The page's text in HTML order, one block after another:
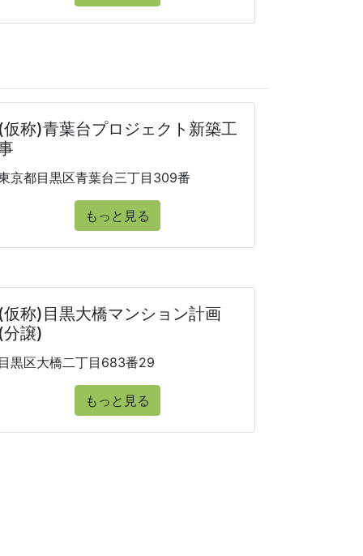
称)青葉台プロジェクト新築工
京都目黒区青葉台三丁目309番
もっと見る
称)目黒大橋マンション計画
譲)
黒区大橋二丁目683番29
もっと見る